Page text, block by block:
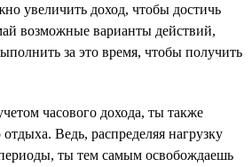
увеличить доход, чтобы достичь
возможные варианты действий,
за это время, чтобы получить
часового дохода, ты также
Ведь, распределяя нагрузку
ты тем самым освобождаешь